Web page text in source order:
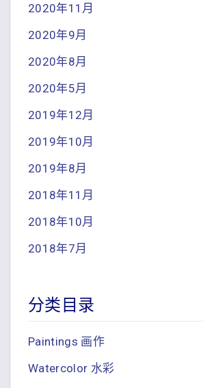
2020年11月
2020年9月
2020年8月
2020年5月
2019年12月
2019年10月
2019年8月
2018年11月
2018年10月
2018年7月
分类目录
Paintings 画作
Watercolor 水彩